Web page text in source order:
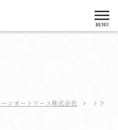
MENU
ンオートリース株式会社
トラ